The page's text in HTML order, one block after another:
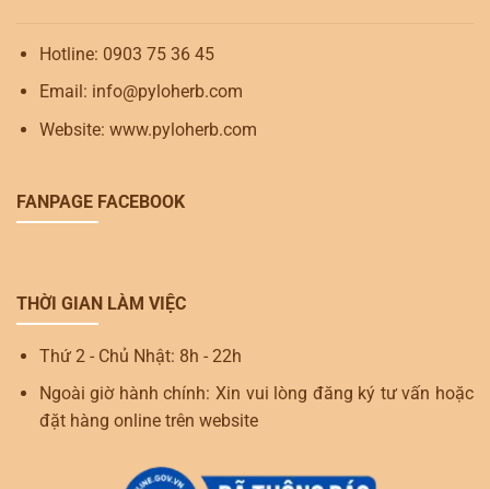
Hotline: 0903 75 36 45
Email: info@pyloherb.com
Website: www.pyloherb.com
FANPAGE FACEBOOK
THỜI GIAN LÀM VIỆC
Thứ 2 - Chủ Nhật: 8h - 22h
Ngoài giờ hành chính: Xin vui lòng đăng ký tư vấn hoặc
đặt hàng online trên website